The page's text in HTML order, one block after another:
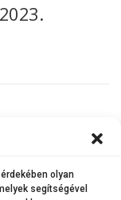
olyan
segítségével